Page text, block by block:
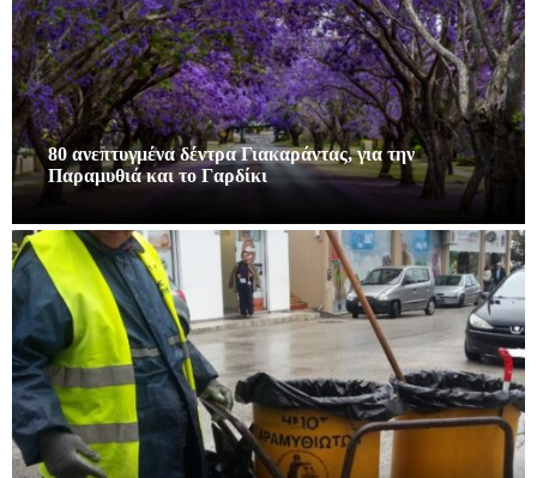
80 ανεπτυγμένα δέντρα Γιακαράντας, για την
Παραμυθιά και το Γαρδίκι